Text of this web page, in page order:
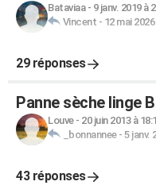
Bataviaa- 9 janv. 2019 à
Vincent - 12 mai
29 réponses
Panne sèche linge
Louve- 20 juin 2013 à
_bonnannee- 5 janv.
43 réponses